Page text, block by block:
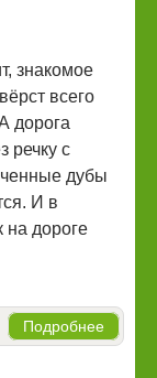
знакомое
всего
дорога
речку с
дубы
И в
на дороге
Подробнее